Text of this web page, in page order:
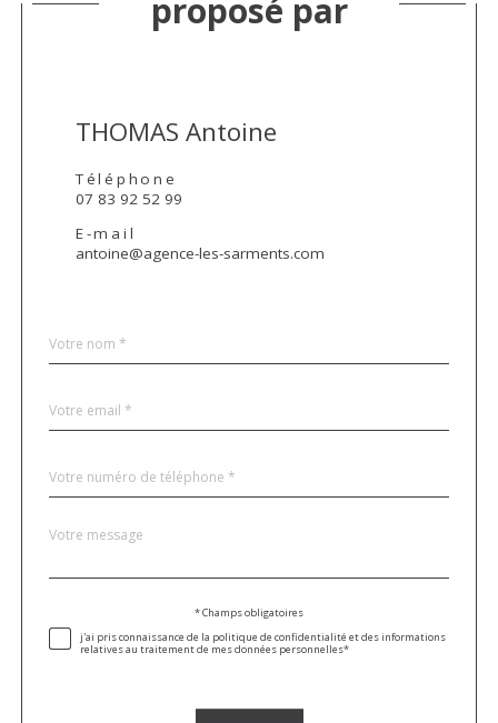
proposé par
THOMAS Antoine
Téléphone
07 83 92 52 99
E-mail
antoine@agence-les-sarments.com
par
*
*
*
Fieldset
Message
*
* Champs obligatoires
j'ai pris connaissance de la politique de confidentialité et des informations
relatives au traitement de mes données personnelles*